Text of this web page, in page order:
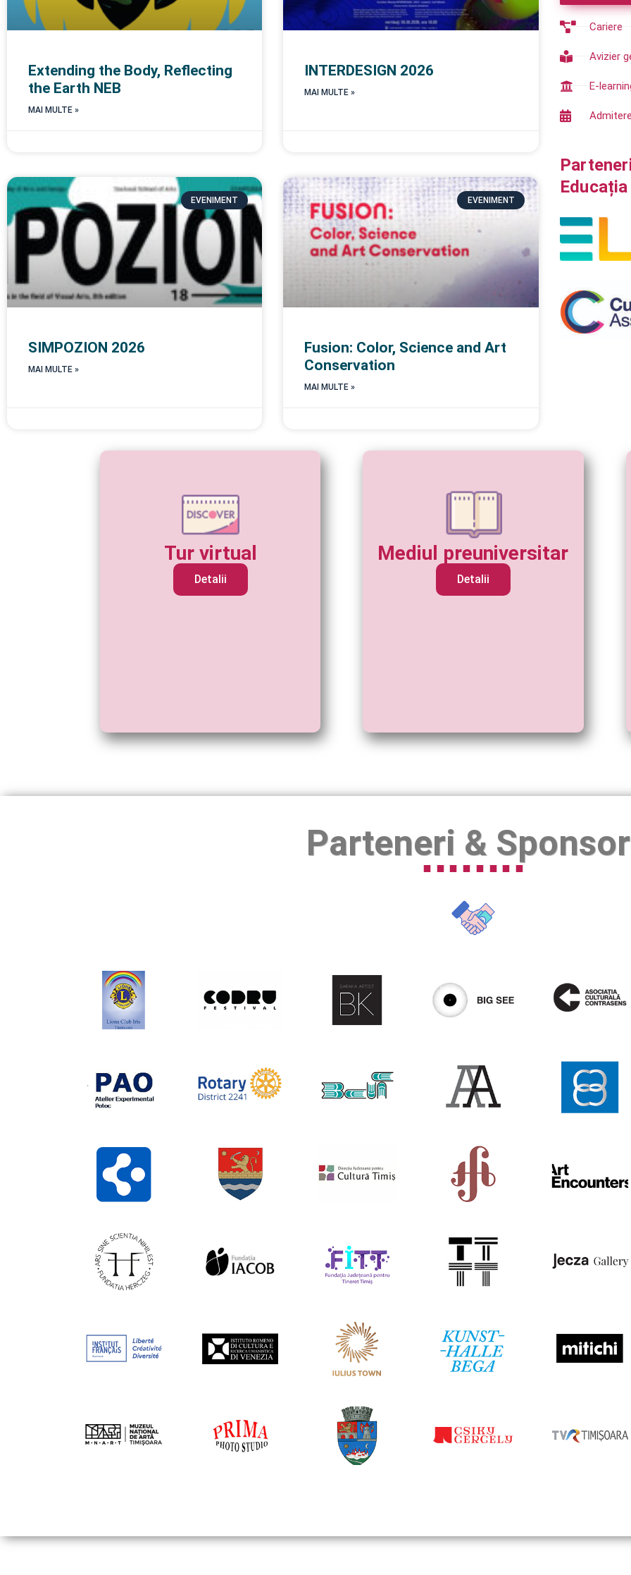
Extending the Body, Reflecting
the Earth NEB
MAI MULTE »
INTERDESIGN 2026
MAI MULTE »
EVENIMENT
SIMPOZION 2026
MAI MULTE »
EVENIMENT
Fusion: Color, Science and Art
Conservation
MAI MULTE »
Cariere
Avizier
E-
Tur virtual
Detalii
Mediul preuniversitar
Detalii
Parteneri &